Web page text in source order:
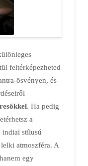
feltérképezheted
ösvényen, és
. Ha pedig
a
indiai stílusú
atmoszféra. A
egy